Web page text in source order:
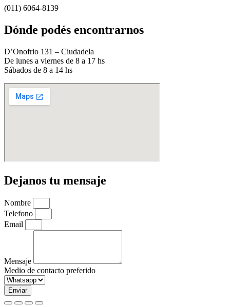
(011) 6064-8139
Dónde podés encontrarnos
D’Onofrio 131 – Ciudadela
De lunes a viernes de 8 a 17 hs
Sábados de 8 a 14 hs
Dejanos tu mensaje
Nombre
Telefono
Email
Mensaje
Medio de contacto preferido
Enviar